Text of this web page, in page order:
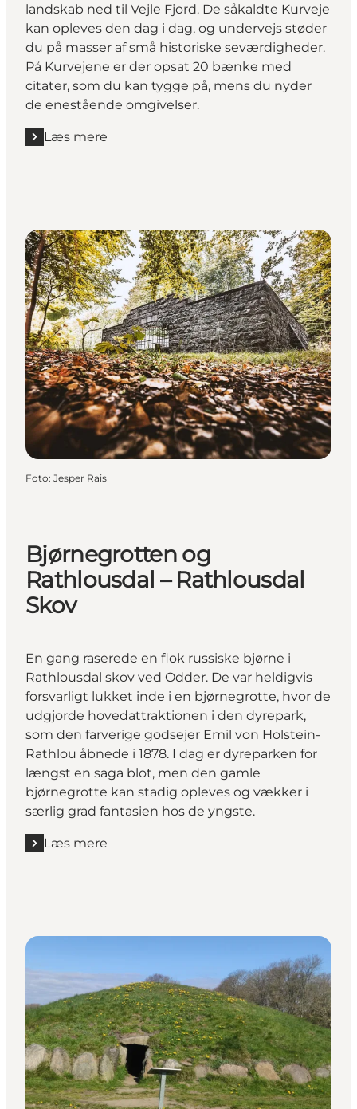
landskab ned til Vejle Fjord. De såkaldte Kurveje
kan opleves den dag i dag, og undervejs støder
du på masser af små historiske seværdigheder.
På Kurvejene er der opsat 20 bænke med
citater, som du kan tygge på, mens du nyder
de enestående omgivelser.
Læs mere
Læs mere "Kurvejene ved Hotel Vejlefjord"
Foto: Jesper Rais
Bjørnegrotten og
Rathlousdal – Rathlousdal
Skov
En gang raserede en flok russiske bjørne i
Rathlousdal skov ved Odder. De var heldigvis
forsvarligt lukket inde i en bjørnegrotte, hvor de
udgjorde hovedattraktionen i den dyrepark,
som den farverige godsejer Emil von Holstein-
Rathlou åbnede i 1878. I dag er dyreparken for
længst en saga blot, men den gamle
bjørnegrotte kan stadig opleves og vækker i
særlig grad fantasien hos de yngste.
Læs mere
Læs mere "Bjørnegrotten og Rathlousdal –